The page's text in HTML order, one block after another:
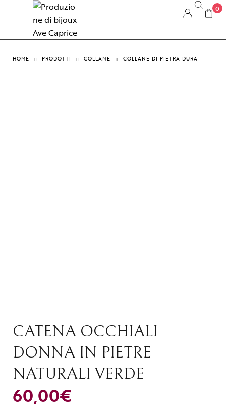
0
HOME PRODOTTI COLLANE COLLANE DI PIETRA DURA
CATENA OCCHIALI
DONNA IN PIETRE
NATURALI VERDE
60,00€